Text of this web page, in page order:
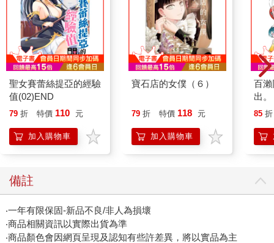
聖女賽蕾絲提亞的經驗
值(02)END
79 折 特價 110 元
加入購物車
寶石店的女僕（６）
79 折 特價 118 元
加入購物車
百
出。
85 折
備註
‧一年有限保固-新品不良/非人為損壞
‧商品相關資訊以實際出貨為準
‧商品顏色會因網頁呈現及認知有些許差異，將以實品為主